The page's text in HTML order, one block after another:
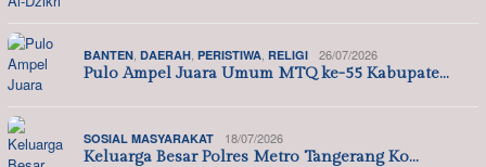
BANTEN DAERAH PERISTIWA RELIGI 26/07/2026
Pulo Ampel Juara Umum MTQ ke-55 Kabupate…
SOSIAL MASYARAKAT 18/07/2026
Keluarga Besar Polres Metro Tangerang Ko…